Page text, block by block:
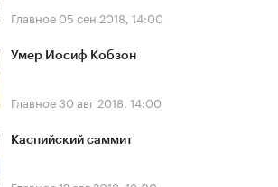
Главное 05 сен 2018, 14:00
Умер Иосиф Кобзон
Главное30 авг 2018, 14:00
Каспийский саммит